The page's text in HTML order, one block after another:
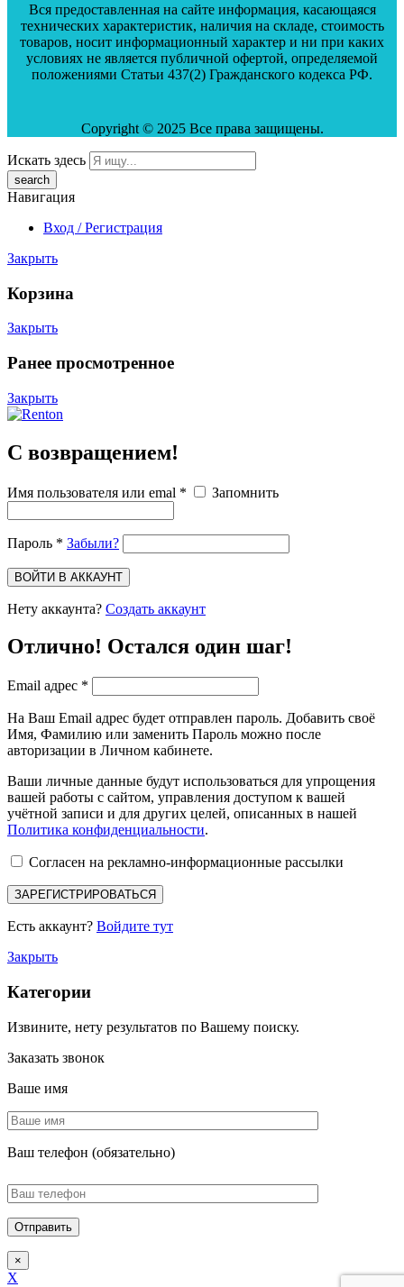
Вся предоставленная на сайте информация, касающаяся
технических характеристик, наличия на складе, стоимость
товаров, носит информационный характер и ни при каких
условиях не является публичной офертой, определяемой
положениями Статьи 437(2) Гражданского кодекса РФ.
Copyright © 2025 Все права защищены.
Искать здесь
Навигация
Вход / Регистрация
Закрыть
Корзина
Закрыть
Ранее просмотренное
Закрыть
С возвращением!
Имя пользователя или emal * Запомнить
Пароль * Забыли?
Нету аккаунта? Создать аккаунт
Отлично! Остался один шаг!
Email адрес *
На Ваш Email адрес будет отправлен пароль. Добавить своё
Имя, Фамилию или заменить Пароль можно после
авторизации в Личном кабинете.
Ваши личные данные будут использоваться для упрощения
вашей работы с сайтом, управления доступом к вашей
учётной записи и для других целей, описанных в нашей
Политика конфиденциальности.
Согласен на рекламно-информационные рассылки
Есть аккаунт? Войдите тут
Закрыть
Категории
Извините, нету результатов по Вашему поиску.
Заказать звонок
Ваше имя
Ваш телефон (обязательно)
×
X